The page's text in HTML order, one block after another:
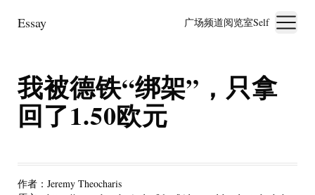
Essay 广场频道阅览室Self
我被德铁“绑架”，只拿
回了1.50欧元
作者： Jeremy Theocharis